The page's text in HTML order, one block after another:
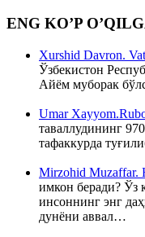
ENG KO’P
Xurshid Davron.
Ўзбекистон
Айём муборак
Umar
таваллудининг
тафаккурда
Mirzohid Muzaffar.
имкон беради? Ўз
инсоннинг энг
дунёни аввал…